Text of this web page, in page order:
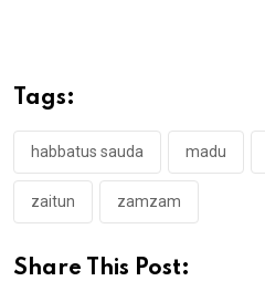
Tags:
habbatus sauda madu
zaitun zamzam
Share This Post: